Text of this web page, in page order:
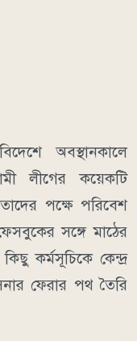
অবস্থানকালে
লীগের কয়েকটি
পক্ষে পরিবেশ
সঙ্গে মাঠের
কর্মসূচিকে কেন্দ্র
ফেরার পথ তৈরি